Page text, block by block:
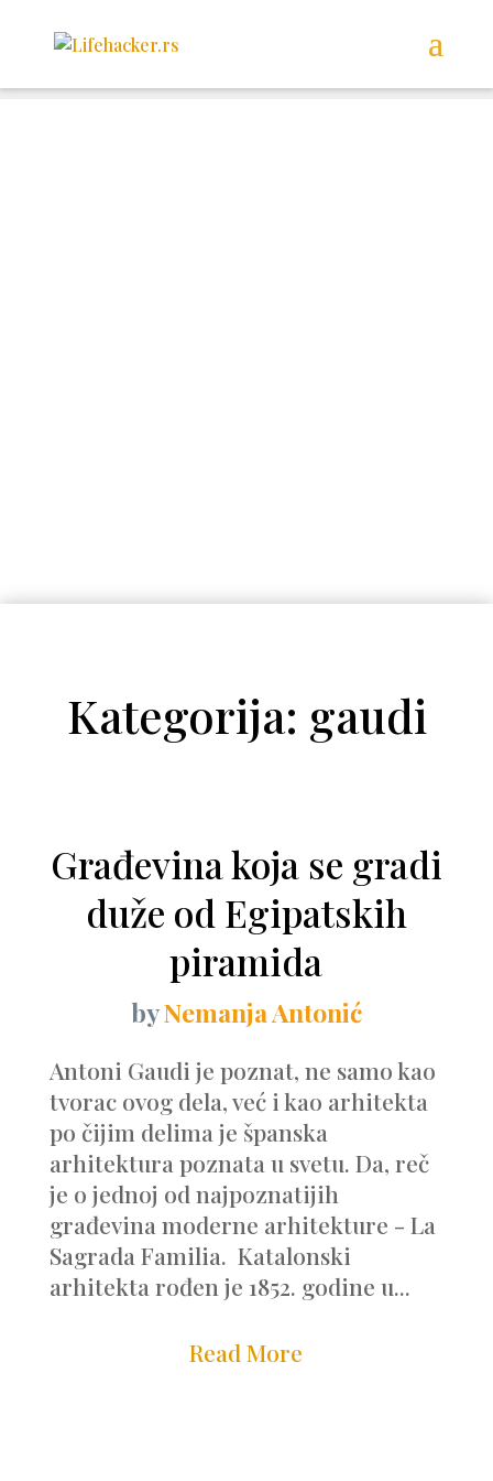
Kategorija: gaudi
Građevina koja se gradi
duže od Egipatskih
piramida
byNemanja Antonić
Antoni Gaudi je poznat, ne samo kao
tvorac ovog dela, već i kao arhitekta
po čijim delima je španska
arhitektura poznata u svetu. Da, reč
je o jednoj od najpoznatijih
građevina moderne arhitekture - La
Sagrada Familia. Katalonski
arhitekta rođen je 1852. godine u...
Read More